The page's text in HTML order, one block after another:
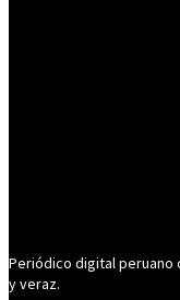
Periódico digital peruano
y veraz.